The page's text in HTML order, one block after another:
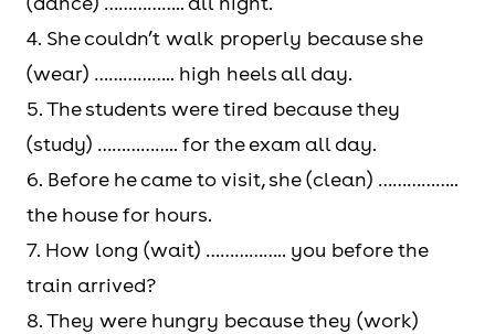
4. She couldn’t walk properly because she
(wear) …………….. high heels all day.
5. The students were tired because they
(study) …………….. for the exam all day.
6. Before he came to visit, she (clean) ……………..
the house for hours.
7. How long (wait) …………….. you before the
train arrived?
8. They were hungry because they (work)